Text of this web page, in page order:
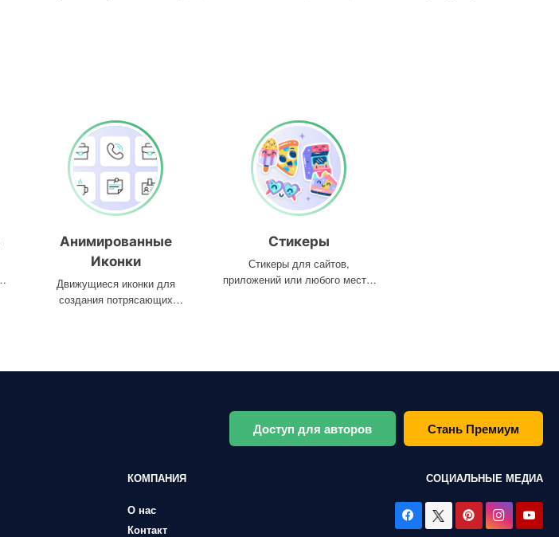
Анимированные
Иконки
Движущиеся иконки для
создания потрясающих
Стикеры
Стикеры для сайтов,
приложений или любого места,
Доступ для авторов Стань Премиум
КОМПАНИЯ
О нас
Контакт
СОЦИАЛЬНЫЕ МЕДИА